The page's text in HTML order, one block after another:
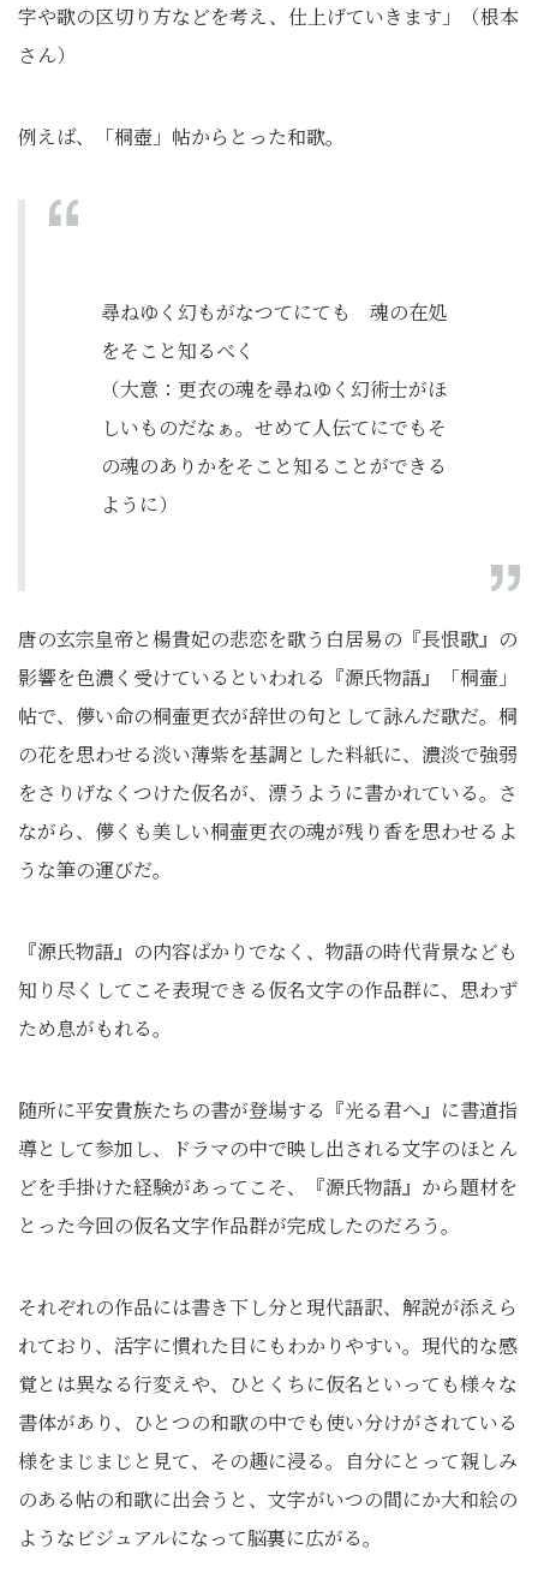
字や歌の区切り方などを考え、仕上げていきます」（根本
さん）
例えば、「桐壺」帖からとった和歌。
尋ねゆく幻もがなつてにても 魂の在処
をそこと知るべく
（大意：更衣の魂を尋ねゆく幻術士がほ
しいものだなぁ。せめて人伝てにでもそ
の魂のありかをそこと知ることができる
ように）
唐の玄宗皇帝と楊貴妃の悲恋を歌う白居易の『長恨歌』の
影響を色濃く受けているといわれる『源氏物語』「桐壷」
帖で、儚い命の桐壷更衣が辞世の句として詠んだ歌だ。桐
の花を思わせる淡い薄紫を基調とした料紙に、濃淡で強弱
をさりげなくつけた仮名が、漂うように書かれている。さ
ながら、儚くも美しい桐壷更衣の魂が残り香を思わせるよ
うな筆の運びだ。
『源氏物語』の内容ばかりでなく、物語の時代背景なども
知り尽くしてこそ表現できる仮名文字の作品群に、思わず
ため息がもれる。
随所に平安貴族たちの書が登場する『光る君へ』に書道指
導として参加し、ドラマの中で映し出される文字のほとん
どを手掛けた経験があってこそ、『源氏物語』から題材を
とった今回の仮名文字作品群が完成したのだろう。
それぞれの作品には書き下し分と現代語訳、解説が添えら
れており、活字に慣れた目にもわかりやすい。現代的な感
覚とは異なる行変えや、ひとくちに仮名といっても様々な
書体があり、ひとつの和歌の中でも使い分けがされている
様をまじまじと見て、その趣に浸る。自分にとって親しみ
のある帖の和歌に出会うと、文字がいつの間にか大和絵の
ようなビジュアルになって脳裏に広がる。